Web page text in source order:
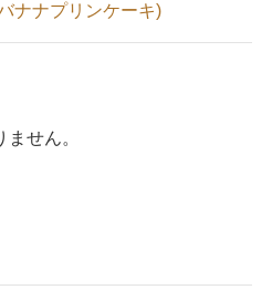
ナナプリンケーキ)
せん。